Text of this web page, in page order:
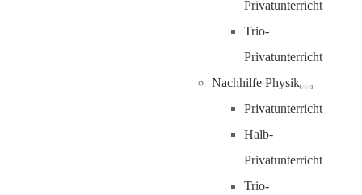
Privatunterricht
Trio-
Privatunterricht
Nachhilfe Physik
Privatunterricht
Halb-
Privatunterricht
Trio-